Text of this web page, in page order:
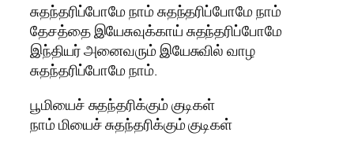
சுதந்தரிப்போமே நாம் சுதந்தரிப்போமே நாம்
தேசத்தை இயேசுவுக்காய் சுதந்தரிப்போமே
இந்தியர் அனைவரும் இயேசுவில் வாழ
சுதந்தரிப்போமே நாம்.
பூமியைச் சுதந்தரிக்கும் குடிகள்
நாம் மியைச் சுதந்தரிக்கும் குடிகள்